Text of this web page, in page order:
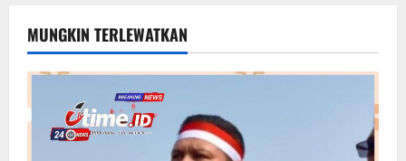
MUNGKIN TERLEWATKAN